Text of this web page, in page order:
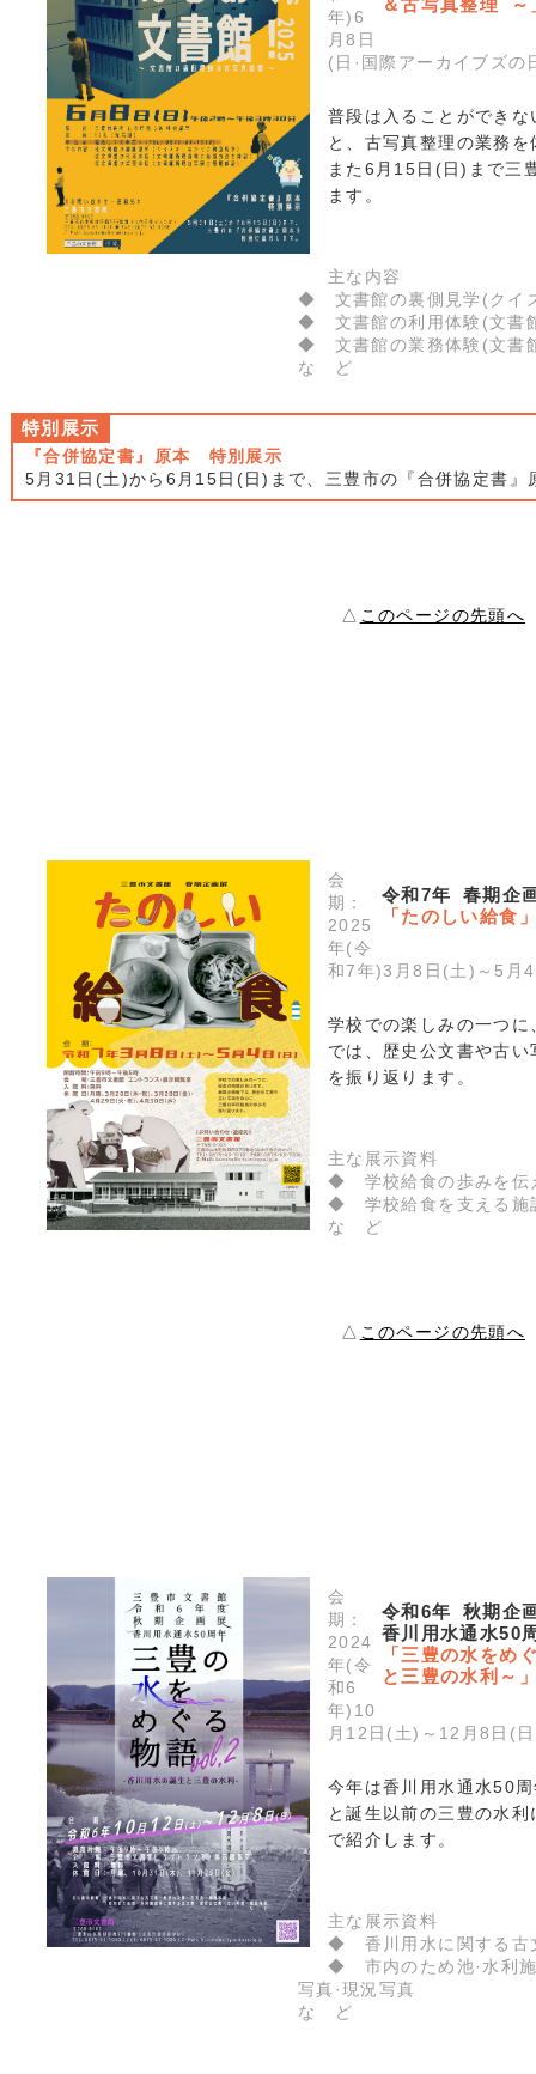
＆古写真整理 ～
年)6
月8日
(日·国際アーカイブズ
普段は入ることができ
と、古写真整理の業務
また6月15日(日)まで三
ます。
主な内容
◆ 文書館の裏側見学(クイ
◆ 文書館の利用体験(文書
◆ 文書館の業務体験(文書
な ど
特別展示
『合併協定書』原本 特別展示
5月31日(土)から6月15日(日)まで、三豊市の『合併協定書』
△ このページの先頭へ
令和7年 春期企
「たのしい給食
会
期：
2025
年(令
和7年)3月8日(土)～5月
学校での楽しみの一つ
では、歴史公文書や古
を振り返ります。
主な展示資料
◆ 学校給食の歩みを伝
◆ 学校給食を支える施
な ど
△ このページの先頭へ
令和6年 秋期企
香川用水通水50
「三豊の水を
と三豊の水利～
会
期：
2024
年(令
和6
年)10
月12日(土)～12月8日(
今年は香川用水通水50
と誕生以前の三豊の水
で紹介します。
主な展示資料
◆ 香川用水に関する古
◆ 市内のため池·水利施
写真·現況写真
な ど